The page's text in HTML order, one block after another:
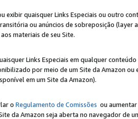
exibir quaisquer Links Especiais ou outro
ou anúncios de sobreposição
materiais de seu Site.
Links Especiais em qualquer
por meio de um Site da Amazon
em um Site da Amazon).
o Regulamento de Comissões ou
da Amazon seja aberta no navegador de